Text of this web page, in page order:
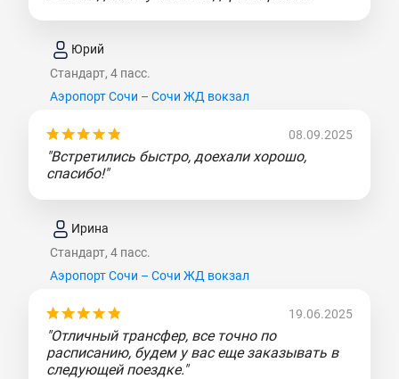
Юрий
Стандарт, 4 пасс.
Аэропорт Сочи – Сочи ЖД вокзал
08.09.2025
"Встретились быстро, доехали хорошо,
спасибо!"
Ирина
Стандарт, 4 пасс.
Аэропорт Сочи – Сочи ЖД вокзал
19.06.2025
"Отличный трансфер, все точно по
расписанию, будем у вас еще заказывать в
следующей поездке."